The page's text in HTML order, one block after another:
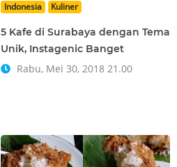
Indonesia Kuliner
5 Kafe di Surabaya dengan Tema
Unik, Instagenic Banget
Rabu, Mei 30, 2018 21.00